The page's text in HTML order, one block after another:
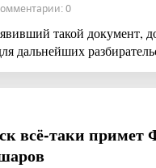
0
такой документ,
дальнейших
всё-таки примет